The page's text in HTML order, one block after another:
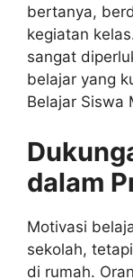
bertanya,
kegiatan
sangat
belajar yang
Belajar Siswa
dalam
Motivasi
sekolah,
di rumah.